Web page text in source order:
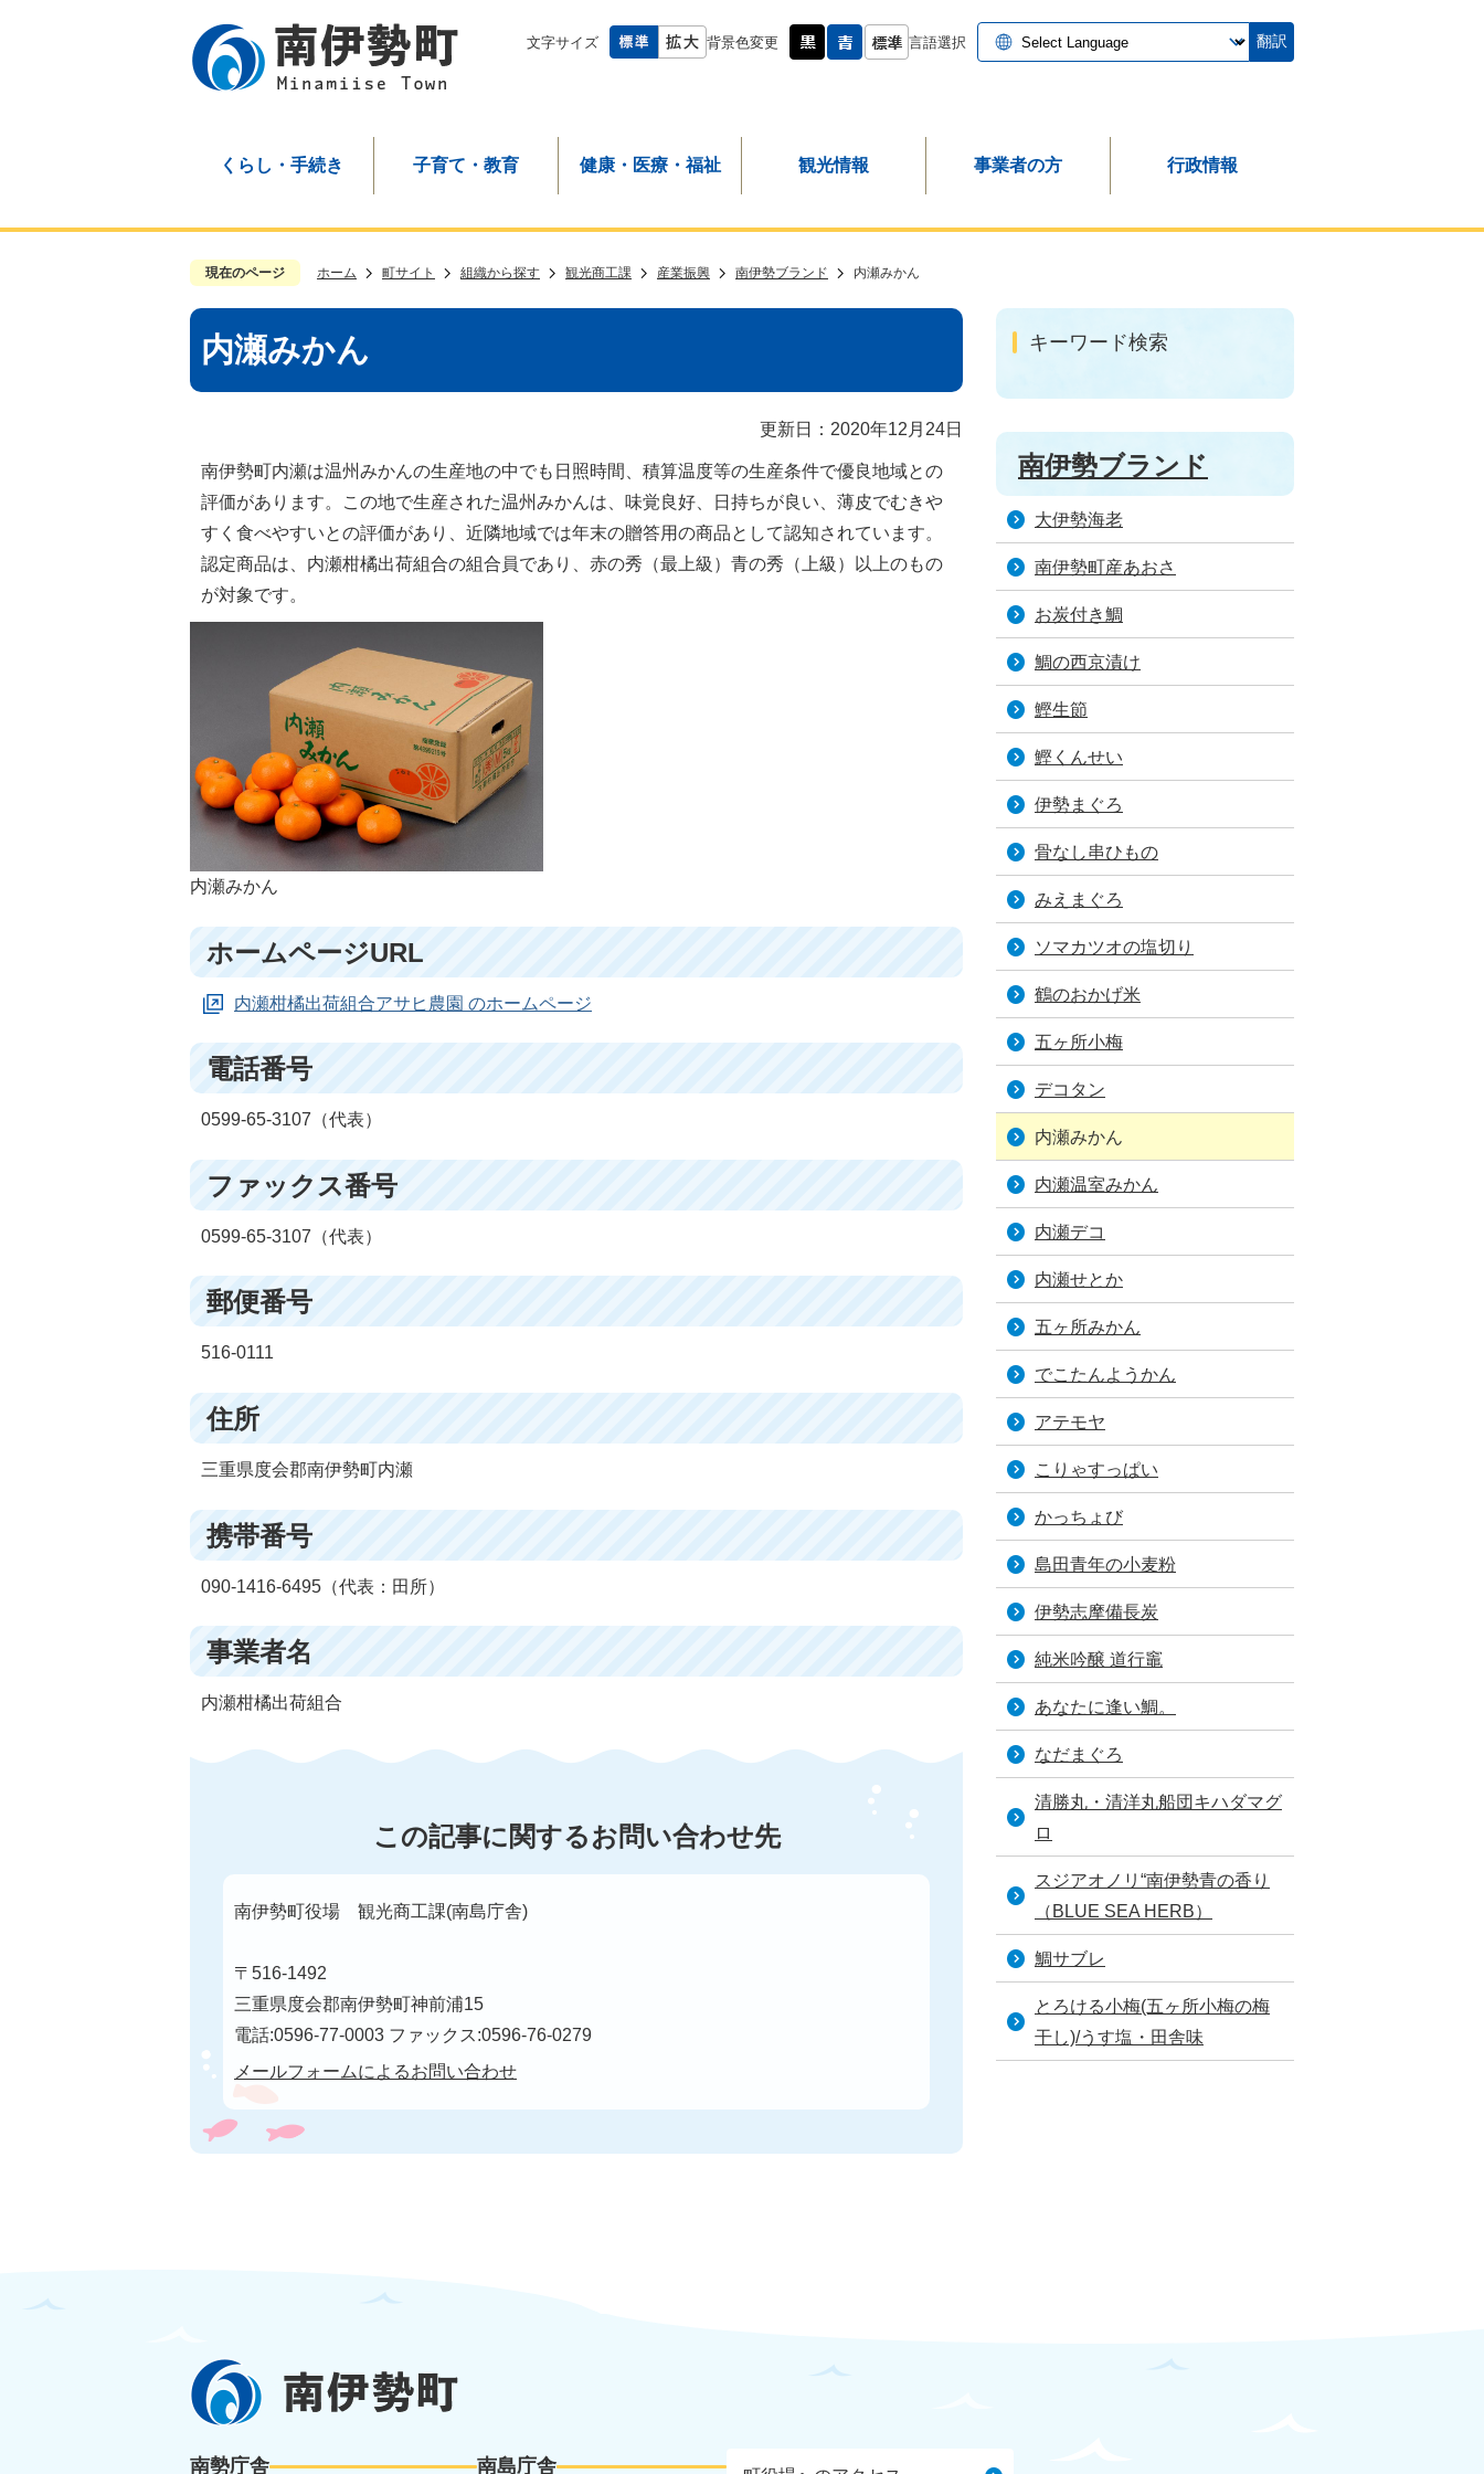
文字サイズ 背景色変更 言語選択 翻訳
くらし・手続き 子育て・教育 健康・医療・福祉 観光情報 事業者の方 行政情報
現在のページ ホーム 町サイト 組織から探す 観光商工課 産業振興 南伊勢ブランド 内瀬みかん
内瀬みかん
更新日：2020年12月24日
南伊勢町内瀬は温州みかんの生産地の中でも日照時間、積算温度等の生産条件で優良地域との
評価があります。この地で生産された温州みかんは、味覚良好、日持ちが良い、薄皮でむきや
すく食べやすいとの評価があり、近隣地域では年末の贈答用の商品として認知されています。
認定商品は、内瀬柑橘出荷組合の組合員であり、赤の秀（最上級）青の秀（上級）以上のもの
が対象です。
内瀬みかん
ホームページURL
内瀬柑橘出荷組合アサヒ農園 のホームページ
電話番号
0599-65-3107（代表）
ファックス番号
0599-65-3107（代表）
郵便番号
516-0111
住所
三重県度会郡南伊勢町内瀬
携帯番号
090-1416-6495（代表：田所）
事業者名
内瀬柑橘出荷組合
この記事に関するお問い合わせ先
南伊勢町役場 観光商工課(南島庁舎)
〒516-1492
三重県度会郡南伊勢町神前浦15
電話:0596-77-0003 ファックス:0596-76-0279
メールフォームによるお問い合わせ
キーワード検索
南伊勢ブランド
大伊勢海老
南伊勢町産あおさ
お炭付き鯛
鯛の西京漬け
鰹生節
鰹くんせい
伊勢まぐろ
骨なし串ひもの
みえまぐろ
ソマカツオの塩切り
鶴のおかげ米
五ヶ所小梅
デコタン
内瀬みかん
内瀬温室みかん
内瀬デコ
内瀬せとか
五ヶ所みかん
でこたんようかん
アテモヤ
こりゃすっぱい
かっちょび
島田青年の小麦粉
伊勢志摩備長炭
純米吟醸 道行竈
あなたに逢い鯛。
なだまぐろ
清勝丸・清洋丸船団キハダマグ
ロ
スジアオノリ“南伊勢青の香り
（BLUE SEA HERB）
鯛サブレ
とろける小梅(五ヶ所小梅の梅
干し)/うす塩・田舎味
町
南勢庁舎 南島庁舎